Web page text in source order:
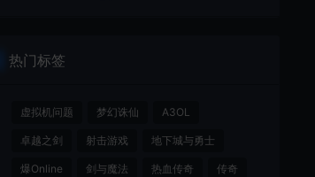
热门标签
虚拟机问题 梦幻诛仙 A3OL
卓越之剑 射击游戏 地下城与勇士
爆Online 剑与魔法 热血传奇 传奇